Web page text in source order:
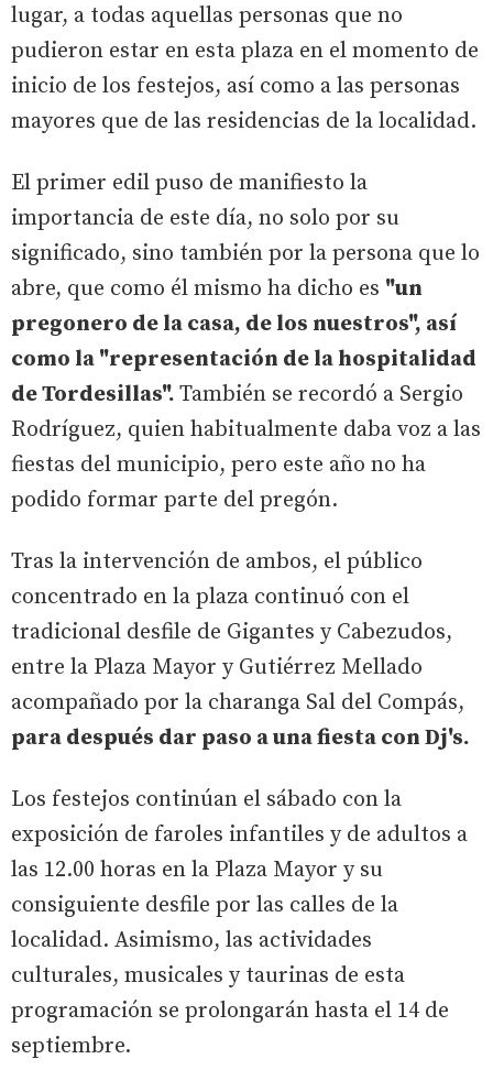
lugar, a todas aquellas personas que no
pudieron estar en esta plaza en el momento de
inicio de los festejos, así como a las personas
mayores que de las residencias de la localidad.
El primer edil puso de manifiesto la
importancia de este día, no solo por su
significado, sino también por la persona que lo
abre, que como él mismo ha dicho es "un
pregonero de la casa, de los nuestros", así
como la "representación de la hospitalidad
de Tordesillas". También se recordó a Sergio
Rodríguez, quien habitualmente daba voz a las
fiestas del municipio, pero este año no ha
podido formar parte del pregón.
Tras la intervención de ambos, el público
concentrado en la plaza continuó con el
tradicional desfile de Gigantes y Cabezudos,
entre la Plaza Mayor y Gutiérrez Mellado
acompañado por la charanga Sal del Compás,
para después dar paso a una fiesta con Dj's.
Los festejos continúan el sábado con la
exposición de faroles infantiles y de adultos a
las 12.00 horas en la Plaza Mayor y su
consiguiente desfile por las calles de la
localidad. Asimismo, las actividades
culturales, musicales y taurinas de esta
programación se prolongarán hasta el 14 de
septiembre.